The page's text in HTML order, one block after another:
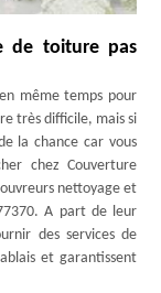
de toiture pas
même temps pour
très difficile, mais si
la chance car vous
chez Couverture
nettoyage et
A part de leur
des services de
et garantissent